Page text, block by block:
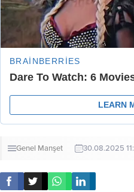
Genel Manşet 30.08.2025